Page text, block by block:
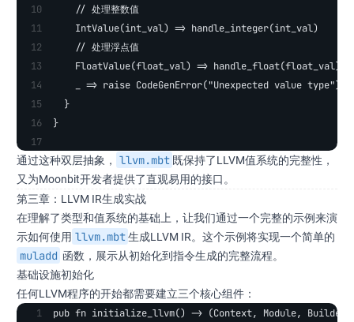
    // 处理整数值
    IntValue(int_val) => handle_integer(int_val)
    // 处理浮点值
    FloatValue(float_val) => handle_float(float_val)
    _ => raise CodeGenError("Unexpected value type")
  }
}
通过这种双层抽象， llvm.mbt 既保持了LLVM值系统的完整性，
又为Moonbit开发者提供了直观易用的接口。
第三章：LLVM IR生成实战
在理解了类型和值系统的基础上，让我们通过一个完整的示例来演
示如何使用 llvm.mbt 生成LLVM IR。这个示例将实现一个简单的
muladd 函数，展示从初始化到指令生成的完整流程。
基础设施初始化
任何LLVM程序的开始都需要建立三个核心组件：
pub fn initialize_llvm() -> (Context, Module,